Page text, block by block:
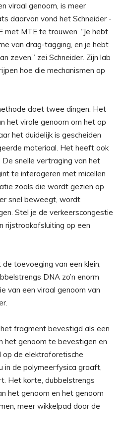
viraal genoom, is meer
daarvan vond het Schneider -
met MTE te trouwen. “Je hebt
van drag-tagging, en je hebt
zeven,” zei Schneider. Zijn lab
hoe die mechanismen op
doet twee dingen. Het
het virale genoom om het op
het duidelijk is gescheiden
materiaal. Het heeft ook
snelle vertraging van het
te interageren met micellen
zoals die wordt gezien op
snel beweegt, wordt
Stel je de verkeerscongestie
rijstrookafsluiting op een
toevoeging van een klein,
DNA zo’n enorm
van een viraal genoom van
fragment bevestigd als een
het genoom te bevestigen en
de elektroforetische
in de polymeerfysica graaft,
Het korte, dubbelstrengs
het genoom en het genoom
meer wikkelpad door de